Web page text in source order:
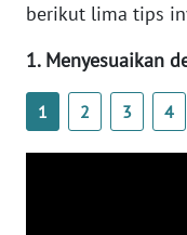
berikut lima tips
1. Menyesuaikan
1 2 3 4
WN
PAPUA
PAPUA
BARAT